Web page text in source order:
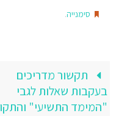
סימנייה.
תקשור מדריכים
בעקבות שאלות לגבי
"המימד התשיעי"